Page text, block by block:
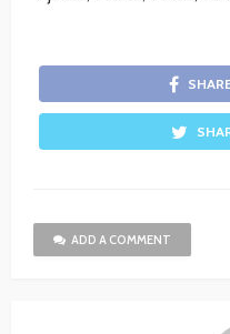
ADD A COMMENT